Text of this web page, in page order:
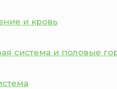
и кровь
система и половые